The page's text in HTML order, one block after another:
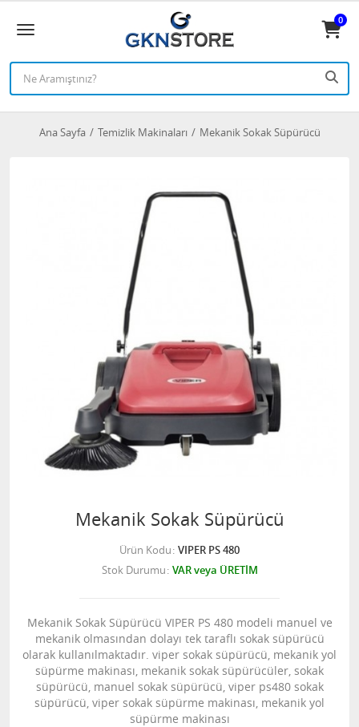
0
Ana Sayfa Temizlik Makinaları Mekanik Sokak Süpürücü
Mekanik Sokak Süpürücü
Ürün Kodu VIPER PS 480
Stok Durumu VAR veya ÜRETİM
Mekanik Sokak Süpürücü VIPER PS 480 modeli manuel ve
mekanik olmasından dolayı tek taraflı sokak süpürücü
olarak kullanılmaktadır. viper sokak süpürücü, mekanik yol
süpürme makinası, mekanik sokak süpürücüler, sokak
süpürücü, manuel sokak süpürücü, viper ps480 sokak
süpürücü, viper sokak süpürme makinası, mekanik yol
süpürme makinası